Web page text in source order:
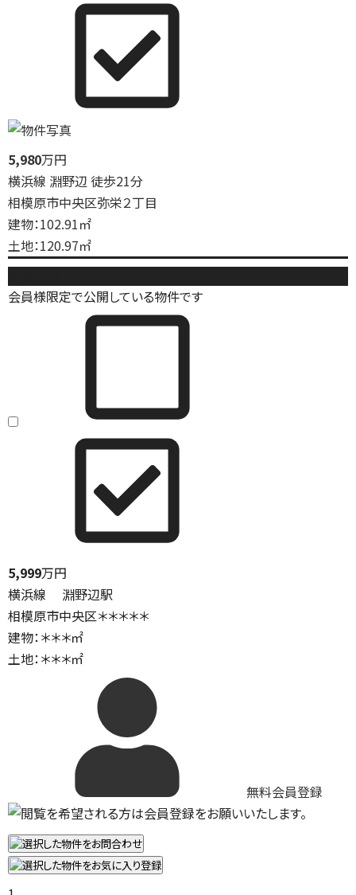
5,980万円
横浜線 淵野辺 徒歩21分
相模原市中央区弥栄２丁目
建物：102.91㎡
土地：120.97㎡
会員様限定で公開している物件です
5,999万円
横浜線 淵野辺駅
相模原市中央区＊＊＊＊＊
建物：＊＊＊㎡
土地：＊＊＊㎡
無料会員登録